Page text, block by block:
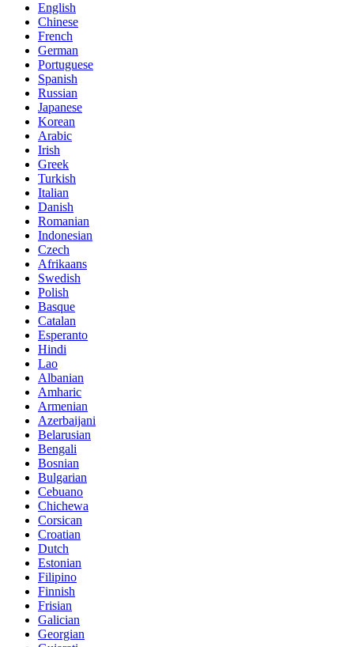
English
Chinese
French
German
Portuguese
Spanish
Russian
Japanese
Korean
Arabic
Irish
Greek
Turkish
Italian
Danish
Romanian
Indonesian
Czech
Afrikaans
Swedish
Polish
Basque
Catalan
Esperanto
Hindi
Lao
Albanian
Amharic
Armenian
Azerbaijani
Belarusian
Bengali
Bosnian
Bulgarian
Cebuano
Chichewa
Corsican
Croatian
Dutch
Estonian
Filipino
Finnish
Frisian
Galician
Georgian